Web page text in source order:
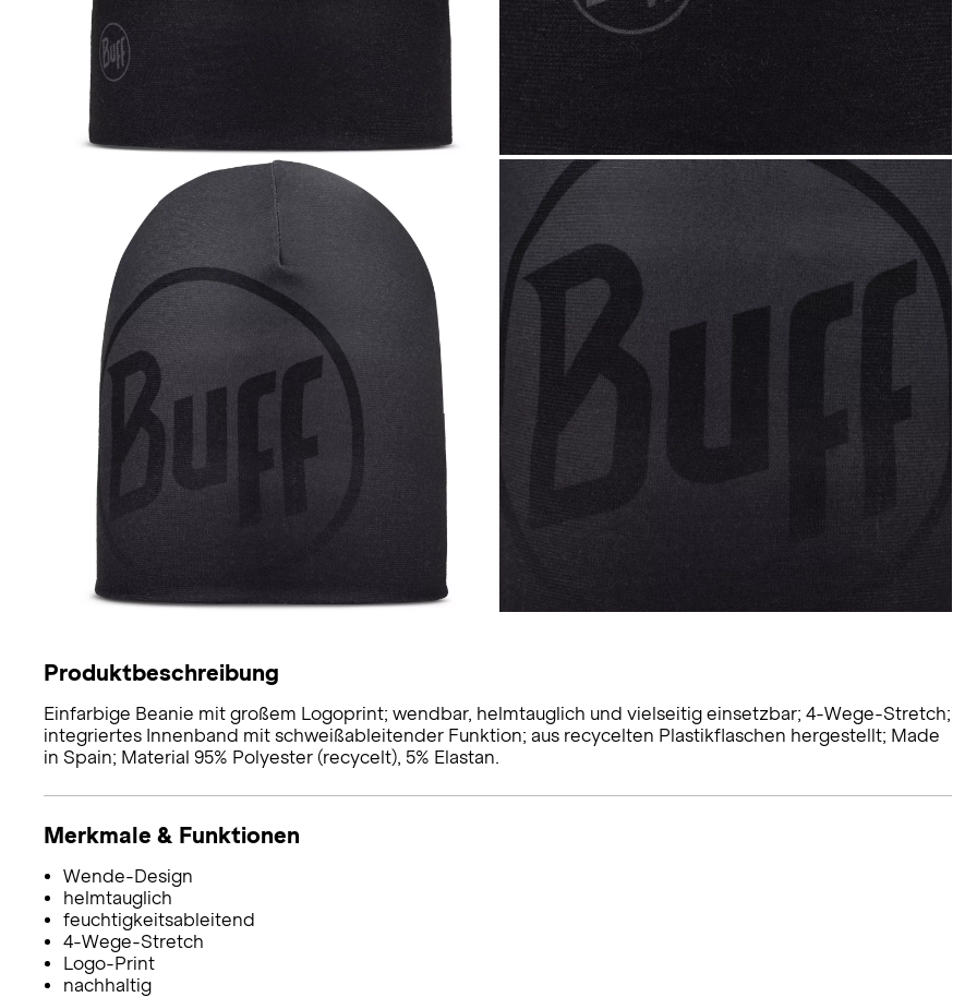
Produktbeschreibung
Einfarbige Beanie mit großem Logoprint; wendbar, helmtauglich und vielseitig einsetzbar; 4-Wege-Stretch;
integriertes Innenband mit schweißableitender Funktion; aus recycelten Plastikflaschen hergestellt; Made
in Spain; Material 95% Polyester (recycelt), 5% Elastan.
Merkmale & Funktionen
Wende-Design
helmtauglich
feuchtigkeitsableitend
4-Wege-Stretch
Logo-Print
nachhaltig